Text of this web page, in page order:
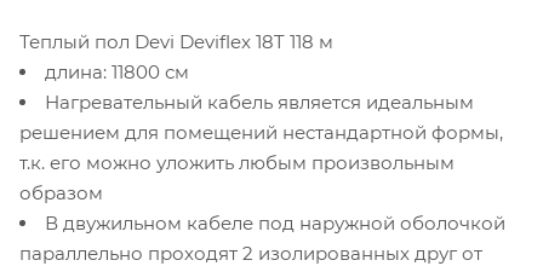
Теплый пол Devi Deviflex 18T 118 м
длина: 11800 см
Нагревательный кабель является идеальным
решением для помещений нестандартной формы,
т.к. его можно уложить любым произвольным
образом
В двужильном кабеле под наружной оболочкой
параллельно проходят 2 изолированных друг от